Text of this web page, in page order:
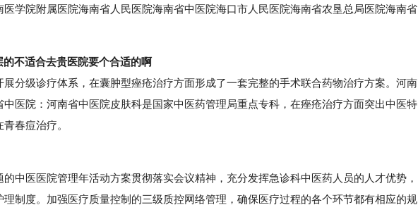
医学院附属医院海南省人民医院海南省中医院海口市人民医院海南省农垦总局医院海南省
不适合去贵医院要个合适的啊
级诊疗体系，在囊肿型痤疮治疗方面形成了一套完整的手术联合药物治疗方案。河南
医院：河南省中医院皮肤科是国家中医药管理局重点专科，在痤疮治疗方面突出中医特
春痘治疗。
医医院管理年活动方案贯彻落实会议精神，充分发挥急诊科中医药人员的人才优势，
制度。加强医疗质量控制的三级质控网络管理，确保医疗过程的各个环节都有相应的规